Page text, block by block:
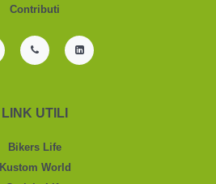
Contributi
LINK UTILI
Bikers Life
Kustom World